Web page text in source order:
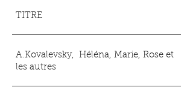
TITRE
A.Kovalevsky, Héléna, Marie, Rose et
les autres